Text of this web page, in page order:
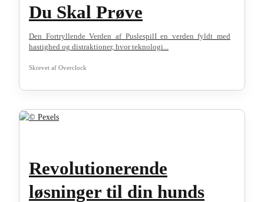
Du Skal Prøve
Den Fortryllende Verden af PuslespilI en verden fyldt med
hastighed og distraktioner, hvor teknologi...
Skrevet af Overclock
Revolutionerende
løsninger til din hunds